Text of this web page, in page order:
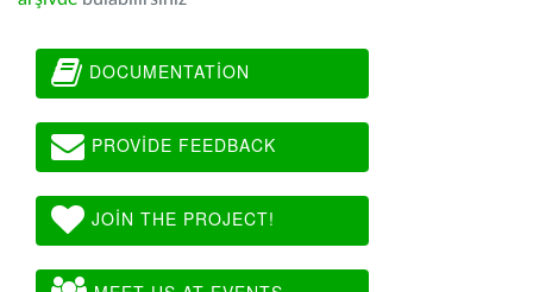
DOCUMENTATION
PROVIDE FEEDBACK
JOIN THE PROJECT!